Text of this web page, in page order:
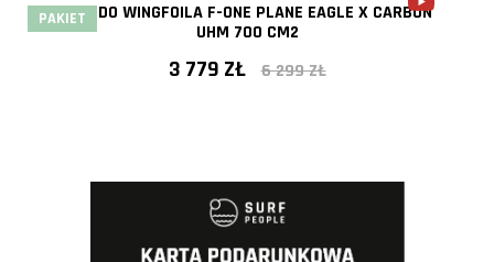
FOIL DO WINGFOILA F-ONE PLANE EAGLE X CARBON
UHM 700 CM2
3 779 ZŁ 6 299 ZŁ
PAKIET